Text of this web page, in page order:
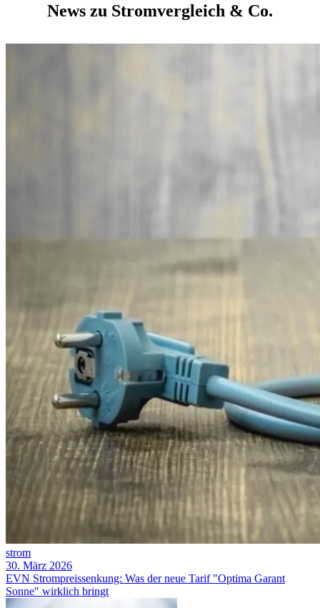
News zu Stromvergleich & Co.
strom
30. März 2026
EVN Strompreissenkung: Was der neue Tarif "Optima Garant
Sonne" wirklich bringt